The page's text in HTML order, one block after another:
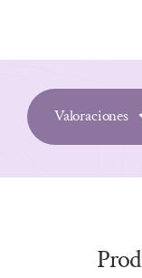
Valoraciones